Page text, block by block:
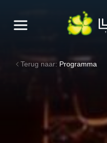
Terug naar: Programma